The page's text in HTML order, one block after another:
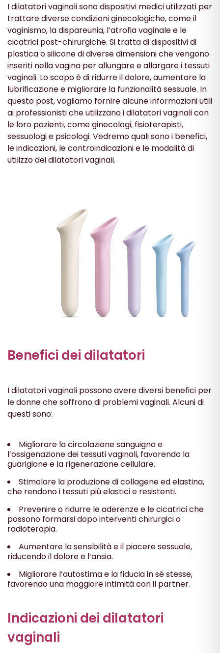
I dilatatori vaginali sono dispositivi medici utilizzati per
trattare diverse condizioni ginecologiche, come il
vaginismo, la dispareunia, l’atrofia vaginale e le
cicatrici post-chirurgiche. Si tratta di dispositivi di
plastica o silicone di diverse dimensioni che vengono
inseriti nella vagina per allungare e allargare i tessuti
vaginali. Lo scopo è di ridurre il dolore, aumentare la
lubrificazione e migliorare la funzionalità sessuale. In
questo post, vogliamo fornire alcune informazioni utili
ai professionisti che utilizzano i dilatatori vaginali con
le loro pazienti, come ginecologi, fisioterapisti,
sessuologi e psicologi. Vedremo quali sono i benefici,
le indicazioni, le controindicazioni e le modalità di
utilizzo dei dilatatori vaginali.
Benefici dei dilatatori
I dilatatori vaginali possono avere diversi benefici per
le donne che soffrono di problemi vaginali. Alcuni di
questi sono:
Migliorare la circolazione sanguigna e
l’ossigenazione dei tessuti vaginali, favorendo la
guarigione e la rigenerazione cellulare.
Stimolare la produzione di collagene ed elastina,
che rendono i tessuti più elastici e resistenti.
Prevenire o ridurre le aderenze e le cicatrici che
possono formarsi dopo interventi chirurgici o
radioterapia.
Aumentare la sensibilità e il piacere sessuale,
riducendo il dolore e l’ansia.
Migliorare l’autostima e la fiducia in sé stesse,
favorendo una maggiore intimità con il partner.
Indicazioni dei dilatatori
vaginali